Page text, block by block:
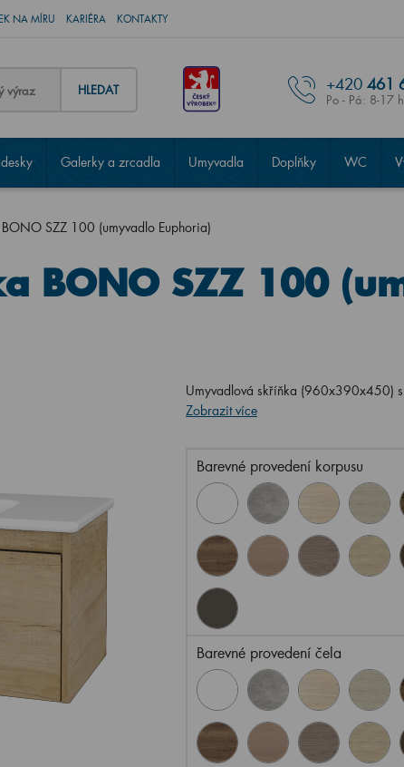
NA MÍRU KARIÉRA KONTAKTY
HLEDAT +420 461
Po - Pá: 8-17
Galerky a zrcadla Umyvadla Doplňky WC
SZZ 100 (umyvadlo Euphoria)
BONO SZZ 100
Umyvadlová skříňka (960x390x450)
Zobrazit více
Barevné provedení korpusu
Barevné provedení čela